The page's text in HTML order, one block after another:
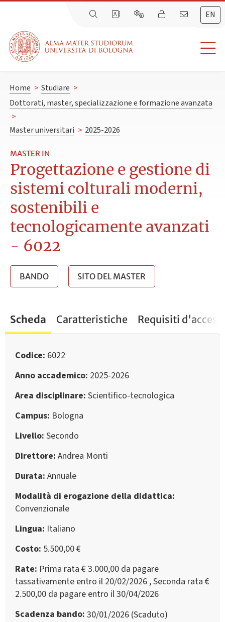
EN
Home > Studiare >
Dottorati, master, specializzazione e formazione avanzata
>
Master universitari > 2025-2026
MASTER IN
Progettazione e gestione di
sistemi colturali moderni,
sostenibili e
tecnologicamente avanzati
- 6022
BANDO SITO DEL MASTER
Scheda Caratteristiche Requisiti
Codice 6022
Anno accademico 2025-2026
Area disciplinare Scientifico-tecnologica
Campus Bologna
Livello Secondo
Direttore Andrea Monti
Durata Annuale
Modalità di erogazione della didattica
Convenzionale
Lingua Italiano
Costo 5.500,00 €
Rate Prima rata € 3.000,00 da pagare
tassativamente entro il 20/02/2026 , Seconda rata €
2.500,00 da pagare entro il 30/04/2026
Scadenza bando 30/01/2026 (Scaduto)